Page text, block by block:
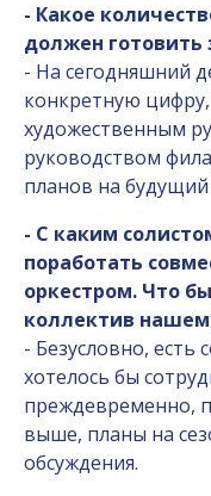
- Какое
должен готовить
- На сегодняшний
конкретную
художественным
руководством
планов на будущий
- С каким
поработать
оркестром. Что
коллектив
- Безусловно, есть
хотелось бы
преждевременно,
выше, планы на
обсуждения.